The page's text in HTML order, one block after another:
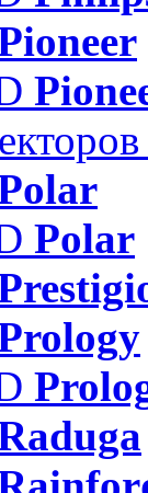
Polar